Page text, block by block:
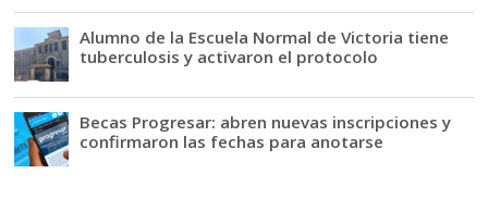
Alumno de la Escuela Normal de Victoria tiene
tuberculosis y activaron el protocolo
Becas Progresar: abren nuevas inscripciones y
confirmaron las fechas para anotarse